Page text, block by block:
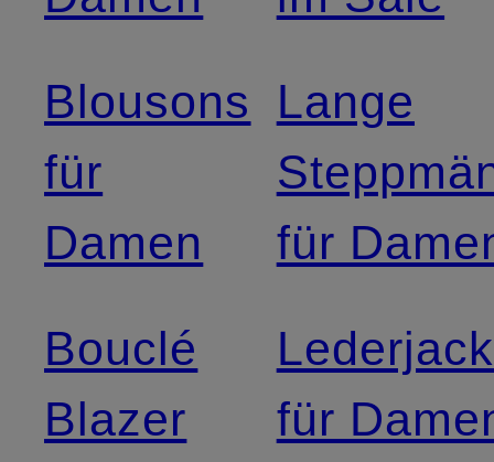
Blousons
für
Damen
Bouclé
Blazer
Lange
für
für